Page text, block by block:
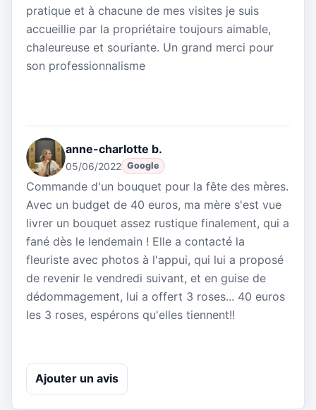
pratique et à chacune de mes visites je suis
accueillie par la propriétaire toujours aimable,
chaleureuse et souriante. Un grand merci pour
son professionnalisme
anne-charlotte b.
05/06/2022 Google
Commande d'un bouquet pour la fête des mères.
Avec un budget de 40 euros, ma mère s'est vue
livrer un bouquet assez rustique finalement, qui a
fané dès le lendemain ! Elle a contacté la
fleuriste avec photos à l'appui, qui lui a proposé
de revenir le vendredi suivant, et en guise de
dédommagement, lui a offert 3 roses... 40 euros
les 3 roses, espérons qu'elles tiennent!!
Ajouter un avis